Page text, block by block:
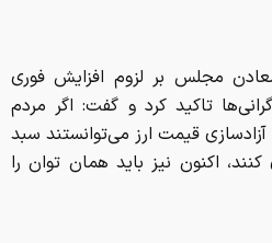
مجلس بر لزوم افزایش فوری
تاکید کرد و گفت: اگر مردم
قیمت ارز می‌توانستند سبد
اکنون نیز باید همان توان را